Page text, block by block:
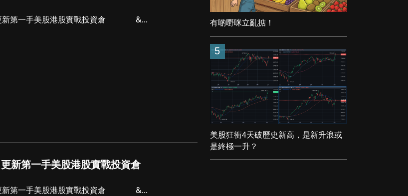
8月30日更新第一手美股港股實戰投資倉 &...
新第一手美股港股實戰投資倉
8月29日更新第一手美股港股實戰投資倉 &...
有啲嘢咪立亂掂！
5
美股狂衝4天破歷史新高，是新升浪或
是終極一升？